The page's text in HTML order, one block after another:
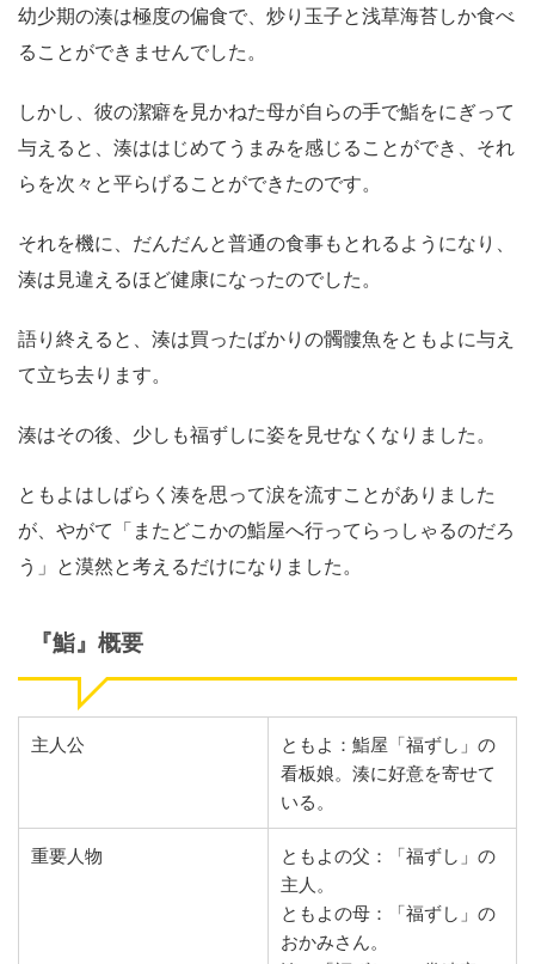
幼少期の湊は極度の偏食で、炒り玉子と浅草海苔しか食べ
ることができませんでした。
しかし、彼の潔癖を見かねた母が自らの手で鮨をにぎって
与えると、湊ははじめてうまみを感じることができ、それ
らを次々と平らげることができたのです。
それを機に、だんだんと普通の食事もとれるようになり、
湊は見違えるほど健康になったのでした。
語り終えると、湊は買ったばかりの髑髏魚をともよに与え
て立ち去ります。
湊はその後、少しも福ずしに姿を見せなくなりました。
ともよはしばらく湊を思って涙を流すことがありました
が、やがて「またどこかの鮨屋へ行ってらっしゃるのだろ
う」と漠然と考えるだけになりました。
『鮨』概要
主人公
ともよ：鮨屋「福ずし」の
看板娘。湊に好意を寄せて
いる。
重要人物
ともよの父：「福ずし」の
主人。
ともよの母：「福ずし」の
おかみさん。